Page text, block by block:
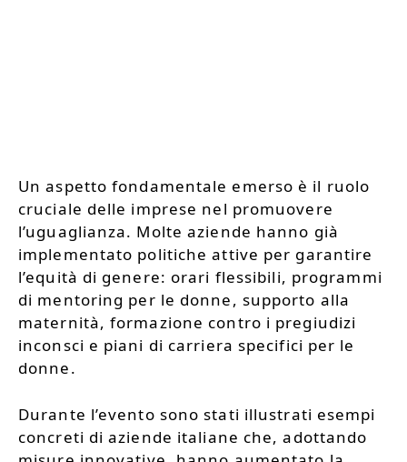
Un aspetto fondamentale emerso è il ruolo
cruciale delle imprese nel promuovere
l’uguaglianza. Molte aziende hanno già
implementato politiche attive per garantire
l’equità di genere: orari flessibili, programmi
di mentoring per le donne, supporto alla
maternità, formazione contro i pregiudizi
inconsci e piani di carriera specifici per le
donne.
Durante l’evento sono stati illustrati esempi
concreti di aziende italiane che, adottando